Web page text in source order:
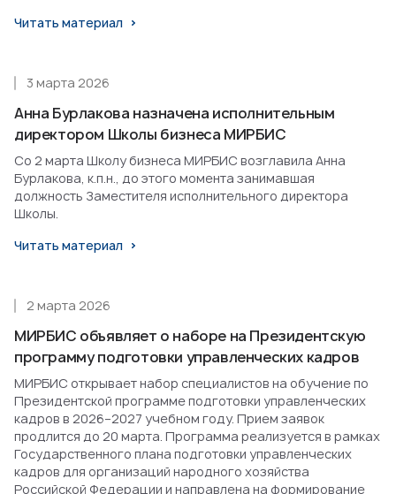
Читать материал
Анна Бурлакова назначена исполнительным
директором Школы бизнеса МИРБИС
3 марта 2026
Со 2 марта Школу бизнеса МИРБИС возглавила Анна
Бурлакова, к.п.н., до этого момента занимавшая
должность Заместителя исполнительного директора
Школы.
Читать материал
МИРБИС объявляет о наборе на Президентскую
программу подготовки управленческих кадров
2 марта 2026
МИРБИС открывает набор специалистов на обучение по
Президентской программе подготовки управленческих
кадров в 2026–2027 учебном году. Прием заявок
продлится до 20 марта. Программа реализуется в рамках
Государственного плана подготовки управленческих
кадров для организаций народного хозяйства
Российской Федерации и направлена на формирование